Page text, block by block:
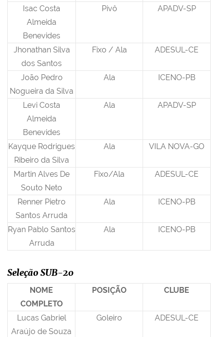
Isac Costa
Almeida
Benevides
Pivô APADV-SP
Jhonathan Silva
dos Santos
Fixo / Ala ADESUL-CE
João Pedro
Nogueira da Silva
Ala ICENO-PB
Levi Costa
Almeida
Benevides
Ala APADV-SP
Kayque Rodrigues
Ribeiro da Silva
Ala VILA NOVA-GO
Martin Alves De
Souto Neto
Fixo/Ala ADESUL-CE
Renner Pietro
Santos Arruda
Ala ICENO-PB
Ryan Pablo Santos
Arruda
Ala ICENO-PB
Seleção SUB-20
NOME
COMPLETO
POSIÇÃO CLUBE
Lucas Gabriel
Araújo de Souza
Goleiro ADESUL-CE